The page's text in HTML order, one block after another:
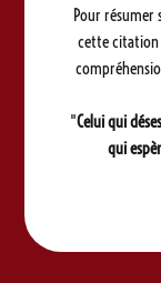
Pour résumer
cette citation
"Celui qui
qui